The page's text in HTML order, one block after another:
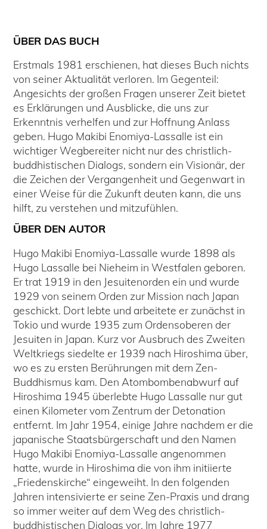
ÜBER DAS BUCH
Erstmals 1981 erschienen, hat dieses Buch nichts
von seiner Aktualität verloren. Im Gegenteil:
Angesichts der großen Fragen unserer Zeit bietet
es Erklärungen und Ausblicke, die uns zur
Erkenntnis verhelfen und zur Hoffnung Anlass
geben. Hugo Makibi Enomiya-Lassalle ist ein
wichtiger Wegbereiter nicht nur des christlich-
buddhistischen Dialogs, sondern ein Visionär, der
die Zeichen der Vergangenheit und Gegenwart in
einer Weise für die Zukunft deuten kann, die uns
hilft, zu verstehen und mitzufühlen.
ÜBER DEN AUTOR
Hugo Makibi Enomiya-Lassalle wurde 1898 als
Hugo Lassalle bei Nieheim in Westfalen geboren.
Er trat 1919 in den Jesuitenorden ein und wurde
1929 von seinem Orden zur Mission nach Japan
geschickt. Dort lebte und arbeitete er zunächst in
Tokio und wurde 1935 zum Ordensoberen der
Jesuiten in Japan. Kurz vor Ausbruch des Zweiten
Weltkriegs siedelte er 1939 nach Hiroshima über,
wo es zu ersten Berührungen mit dem Zen-
Buddhismus kam. Den Atombombenabwurf auf
Hiroshima 1945 überlebte Hugo Lassalle nur gut
einen Kilometer vom Zentrum der Detonation
entfernt. Im Jahr 1954, einige Jahre nachdem er die
japanische Staatsbürgerschaft und den Namen
Hugo Makibi Enomiya-Lassalle angenommen
hatte, wurde in Hiroshima die von ihm initiierte
„Friedenskirche“ eingeweiht. In den folgenden
Jahren intensivierte er seine Zen-Praxis und drang
so immer weiter auf dem Weg des christlich-
buddhistischen Dialogs vor. Im Jahre 1977